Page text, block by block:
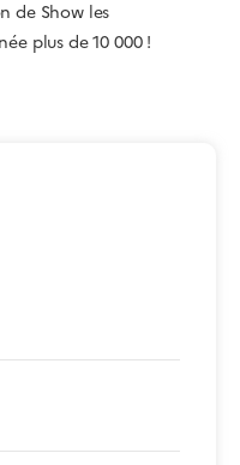
de Show les
plus de 10 000 !